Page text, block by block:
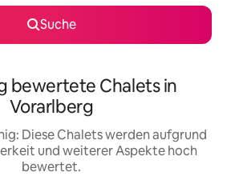
Suche
bewertete Chalets in
Vorarlberg
Diese Chalets werden aufgrund
und weiterer Aspekte hoch
bewertet.